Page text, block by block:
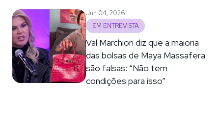
Jun 04, 2026
EM ENTREVISTA
Val Marchiori diz que a maioria
das bolsas de Maya Massafera
são falsas: “Não tem
condições para isso”